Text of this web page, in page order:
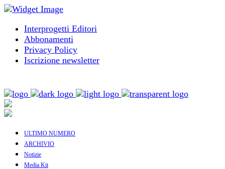
Interprogetti Editori
Abbonamenti
Privacy Policy
Iscrizione newsletter
ULTIMO NUMERO
ARCHIVIO
Notizie
Media Kit